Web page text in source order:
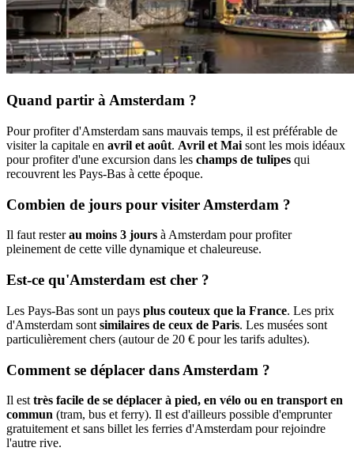
Quand partir à Amsterdam ?
Pour profiter d'Amsterdam sans mauvais temps, il est préférable de
visiter la capitale en avril et août. Avril et Mai sont les mois idéaux
pour profiter d'une excursion dans les champs de tulipes qui
recouvrent les Pays-Bas à cette époque.
Combien de jours pour visiter Amsterdam ?
Il faut resterau moins 3 jours à Amsterdam pour profiter
pleinement de cette ville dynamique et chaleureuse.
Est-ce qu'Amsterdam est cher ?
Les Pays-Bas sont un pays plus couteux que la France. Les prix
d'Amsterdam sont similaires de ceux de Paris. Les musées sont
particulièrement chers (autour de 20 € pour les tarifs adultes).
Comment se déplacer dans Amsterdam ?
Il est très facile de se déplacer à pied, en vélo ou en transport en
commun (tram, bus et ferry). Il est d'ailleurs possible d'emprunter
gratuitement et sans billet les ferries d'Amsterdam pour rejoindre
l'autre rive.